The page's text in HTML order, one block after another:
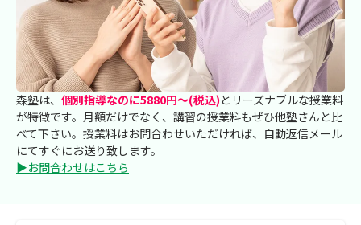
森塾は、 個別指導なのに5880円～(税込)とリーズナブルな授業料
が特徴です。月額だけでなく、講習の授業料もぜひ他塾さんと比
べて下さい。授業料はお問合わせいただければ、自動返信メール
にてすぐにお送り致します。
▶お問合わせはこちら